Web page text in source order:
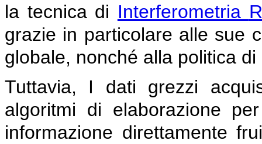
la tecnica di Interferometria
grazie in particolare alle sue
globale, nonché alla politica
Tuttavia, I dati grezzi
algoritmi di elaborazione
informazione direttamente